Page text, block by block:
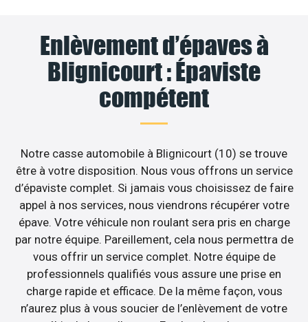
Enlèvement d’épaves à
Blignicourt : Épaviste
compétent
Notre casse automobile à Blignicourt (10) se trouve
être à votre disposition. Nous vous offrons un service
d’épaviste complet. Si jamais vous choisissez de faire
appel à nos services, nous viendrons récupérer votre
épave. Votre véhicule non roulant sera pris en charge
par notre équipe. Pareillement, cela nous permettra de
vous offrir un service complet. Notre équipe de
professionnels qualifiés vous assure une prise en
charge rapide et efficace. De la même façon, vous
n’aurez plus à vous soucier de l’enlèvement de votre